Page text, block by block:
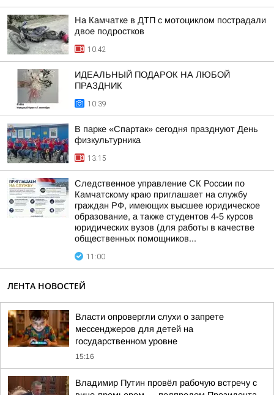
На Камчатке в ДТП с мотоциклом пострадали
двое подростков
10:42
ИДЕАЛЬНЫЙ ПОДАРОК НА ЛЮБОЙ
ПРАЗДНИК
10:39
В парке «Спартак» сегодня празднуют День
физкультурника
13:15
Следственное управление СК России по
Камчатскому краю приглашает на службу
граждан РФ, имеющих высшее юридическое
образование, а также студентов 4-5 курсов
юридических вузов (для работы в качестве
общественных помощников...
11:00
ЛЕНТА НОВОСТЕЙ
Власти опровергли слухи о запрете
мессенджеров для детей на
государственном уровне
15:16
Владимир Путин провёл рабочую встречу с